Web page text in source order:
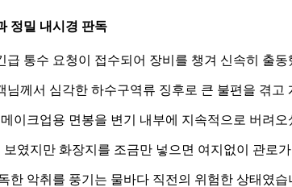
정밀 내시경 판독
통수 요청이 접수되어 장비를 챙겨 신속히 출동
께서 심각한 하수구역류 징후로 큰 불편을 겪고
이크업용 면봉을 변기 내부에 지속적으로 버려오
였지만 화장지를 조금만 넣으면 여지없이 관로
한 악취를 풍기는 물바다 직전의 위험한 상태였습